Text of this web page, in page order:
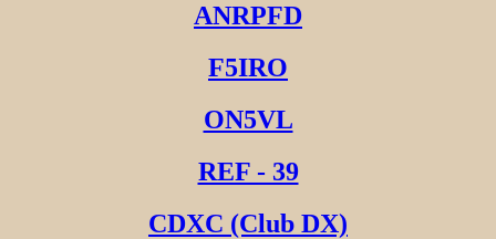
ANRPFD
F5IRO
ON5VL
REF - 39
CDXC (Club DX)